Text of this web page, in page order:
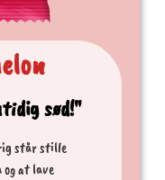
sød!"
står stille
og at lave